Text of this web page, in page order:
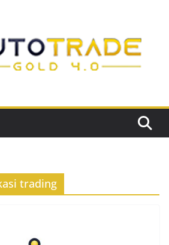
trading